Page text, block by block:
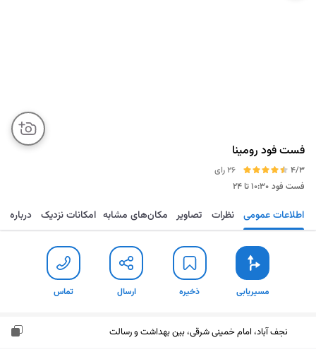
فست فود رومینا
4/3
26 رای
فست فود ۱۰:۳۰ تا ۲۴
مسیریابی ذخیره ارسال تماس اطلاعات عمومی نظرات تصاویر مکان‌های مشابه امکانات نزدیک درباره
مسیریابی ذخیره ارسال تماس
نجف آباد، امام خمینی شرقی، بین بهداشت و رسالت